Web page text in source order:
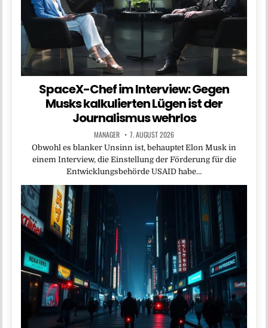
SpaceX-Chef im Interview: Gegen
Musks kalkulierten Lügen ist der
Journalismus wehrlos
MANAGER 7. AUGUST 2026
Obwohl es blanker Unsinn ist, behauptet Elon Musk in
einem Interview, die Einstellung der Förderung für die
Entwicklungsbehörde USAID habe…